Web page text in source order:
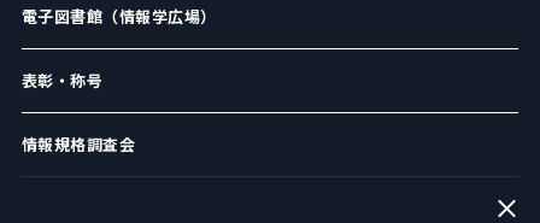
電子図書館（情報学広場）
表彰・称号
情報規格調査会